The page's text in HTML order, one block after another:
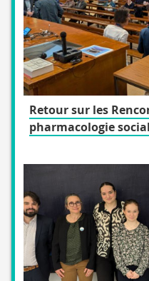
Retour sur les
pharmacologie